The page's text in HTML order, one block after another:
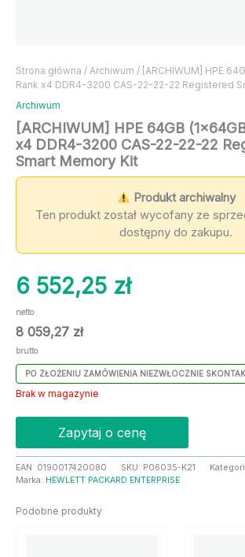
Strona główna / Archiwum / [ARCHIWUM] HPE
Rank x4 DDR4-3200 CAS-22-22-22 Registered
Archiwum
[ARCHIWUM] HPE 64GB
x4 DDR4-3200 CAS-22-22-22
Smart Memory Kit
Produkt archiwalny
Ten produkt został wycofany ze
dostępny do zakupu.
6 552,25 zł
netto
8 059,27 zł
brutto
PO ZŁOŻENIU ZAMÓWIENIA NIEZWŁOCZNIE
Brak w magazynie
Zapytaj o cenę
EAN: 0190017420080 SKU: P06035-K21
Marka: HEWLETT PACKARD ENTERPRISE
Podobne produkty